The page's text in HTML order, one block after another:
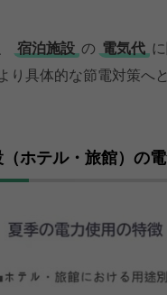
宿泊施設 の 電気代
り具体的な節電対策へ
ホテル・旅館）の